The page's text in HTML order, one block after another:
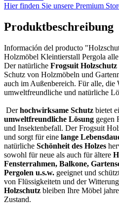
Hier finden Sie unsere Premium
Produktbeschreibung
Información del producto
Holzmöbel Kleintierstall Pergola
Der natürliche Frogsuit Holzschutz
Schutz von Holzmöbeln und
auch im Außenbereich. Für alle, die
umweltfreundliche und natürliche
Derhochwirksame Schutz bietet
umweltfreundliche Lösung gegen
und Insektenbefall. Der Frogsuit
und sorgt für eine lange
natürliche Schönheit des Holzes
sowohl für neue als auch für ältere
Fensterrahmen, Balkone,
Pergolen u.s.w. geeignet und
von Flüssigkeitetn und der
Holzschutz bleiben Ihre Möbel
Zustand.